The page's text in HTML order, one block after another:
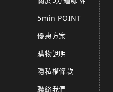
5min POINT
優惠方案
購物說明
隱私權條款
聯絡我們